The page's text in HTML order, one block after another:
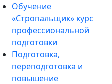
Обучение
«Стропальщик» курс
профессиональной
подготовки
Подготовка,
переподготовка и
повышение